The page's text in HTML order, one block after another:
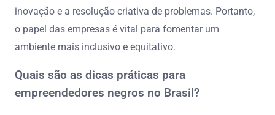
inovação e a resolução criativa de problemas. Portanto,
o papel das empresas é vital para fomentar um
ambiente mais inclusivo e equitativo.
Quais são as dicas práticas para
empreendedores negros no Brasil?